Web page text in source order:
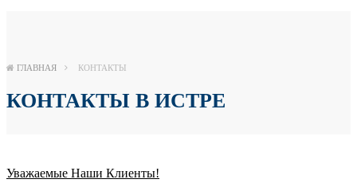
ГЛАВНАЯ КОНТАКТЫ
КОНТАКТЫ В ИСТРЕ
Уважаемые Наши Клиенты!